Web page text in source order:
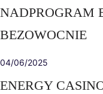
NADPROGRAM
BEZOWOCNIE
04/06/2025
ENERGY